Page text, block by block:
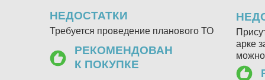
НЕДОСТАТКИ
РЕКОМЕНДОВАН
К ПОКУПКЕ
Требуется проведение планового ТО
арке